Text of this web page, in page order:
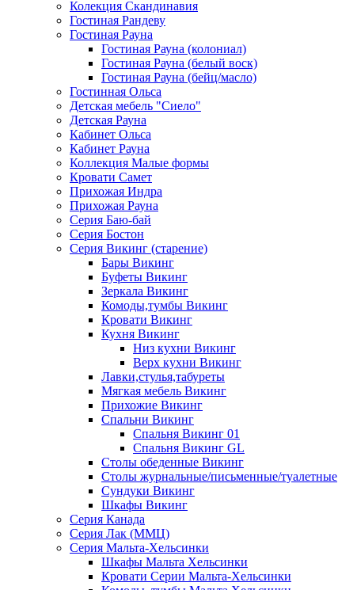
Колекция Скандинавия
Гостиная Рандеву
Гостиная Рауна
Гостиная Рауна (колониал)
Гостиная Рауна (белый воск)
Гостиная Рауна (бейц/масло)
Гостинная Ольса
Детская мебель "Сиело"
Детская Рауна
Кабинет Ольса
Кабинет Рауна
Коллекция Малые формы
Кровати Самет
Прихожая Индра
Прихожая Рауна
Серия Баю-бай
Серия Бостон
Серия Викинг (старение)
Бары Викинг
Буфеты Викинг
Зеркала Викинг
Комоды,тумбы Викинг
Кровати Викинг
Кухня Викинг
Низ кухни Викинг
Верх кухни Викинг
Лавки,стулья,табуреты
Мягкая мебель Викинг
Прихожие Викинг
Спальни Викинг
Спальня Викинг 01
Спальня Викинг GL
Столы обеденные Викинг
Столы журнальные/письменные/туалетные
Сундуки Викинг
Шкафы Викинг
Серия Канада
Серия Лак (ММЦ)
Серия Мальта-Хельсинки
Шкафы Мальта Хельсинки
Кровати Серии Мальта-Хельсинки